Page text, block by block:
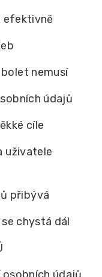
efektivně
nemusí
údajů
cíle
uživatele
přibývá
chystá dál
údajů